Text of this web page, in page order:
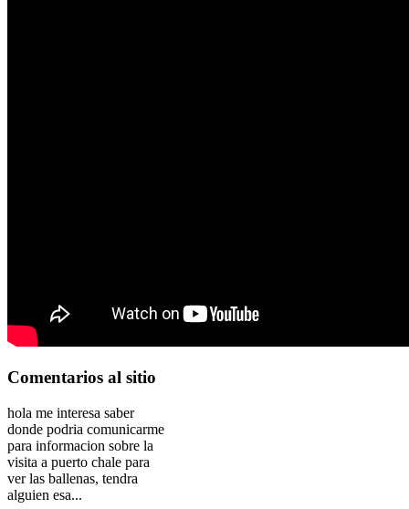
Comentarios al sitio
hola me interesa saber
donde podria comunicarme
para informacion sobre la
visita a puerto chale para
ver las ballenas, tendra
alguien esa...